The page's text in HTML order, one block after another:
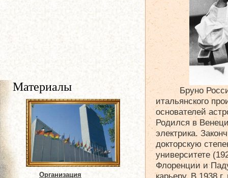
Материалы
Организация
Бруно
итальянского
основателей
Родился в
электрика.
докторскую
университете
Флоренции и
карьеру. В 1938